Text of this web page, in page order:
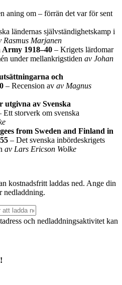
aning om – förrän det var för sent
ländernas självständighetskamp i
Rasmus Marjanen
1918–40 – Krigets lärdomar
under mellankrigstiden av Johan
och
– Recension av av Magnus
utgivna av Svenska
Ett storverk om svenska
from Sweden and Finland in
– Det svenska inbördeskrigets
av Lars Ericson Wolke
kostnadsfritt laddas ned. Ange din
nedladdning.
och nedladdningsaktivitet kan